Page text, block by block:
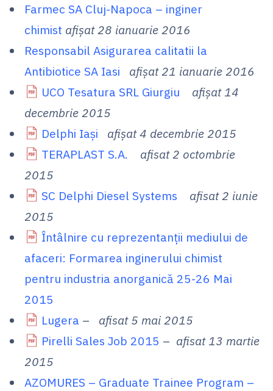
Farmec SA Cluj-Napoca – inginer
chimist afișat 28 ianuarie 2016
Responsabil Asigurarea calitatii la
Antibiotice SA Iasi
afișat 21 ianuarie 2016
UCO Tesatura SRL Giurgiu
afișat 14
decembrie 2015
Delphi Iași
afișat 4 decembrie 2015
TERAPLAST S.A.
afisat 2 octombrie
2015
SC Delphi Diesel Systems
afisat 2 iunie
2015
Întâlnire cu reprezentanții mediului de
afaceri: Formarea inginerului chimist
pentru industria anorganică 25-26 Mai
2015
Lugera – afisat 5 mai 2015
Pirelli Sales Job 2015 – afisat 13 martie
2015
AZOMURES – Graduate Trainee Program –